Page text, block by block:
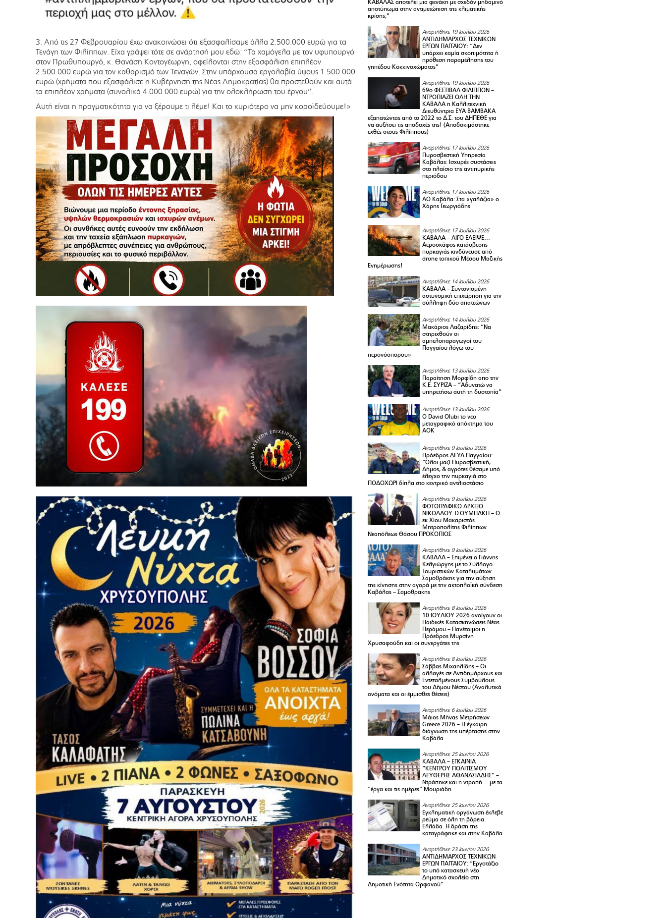
3. Από τις 27 Φεβρουαρίου έχω ανακοινώσει ότι εξασφαλίσαμε άλλα 2.500.000 ευρώ για τα
Τενάγη των Φιλίππων. Είχα γράψει τότε σε ανάρτησή μου εδώ: ‘’Τα χαμόγελα με τον υφυπουργό
στον Πρωθυπουργό, κ. Θανάση Κοντογέωργη, οφείλονται στην εξασφάλιση επιπλέον
2.500.000 ευρώ για τον καθαρισμό των Τεναγών. Στην υπάρχουσα εργολαβία ύψους 1.500.000
ευρώ (χρήματα που εξασφάλισε η Κυβέρνηση της Νέας Δημοκρατίας) θα προστεθούν και αυτά
τα επιπλέον χρήματα (συνολικά 4.000.000 ευρώ) για την ολοκλήρωση του έργου’’.
Αυτή είναι η πραγματικότητα για να ξέρουμε τι λέμε! Και το κυριότερο να μην κοροϊδεύουμε!»
ΚΑΒΑΛΑΣ αποτελεί μια φενάκη με σχεδόν μηδαμινό
αποτύπωμα στην αντιμετώπιση της κλιματικής
κρίσης;”
Αναρτήθηκε 19 Ιουλίου 2026
ΑΝΤΙΔΗΜΑΡΧΟΣ ΤΕΧΝΙΚΩΝ
ΕΡΓΩΝ ΠΑΓΓΑΙΟΥ: “Δεν
υπάρχει καμία σκοπιμότητα ή
πρόθεση παραμέλησης του
γηπέδου Κοκκινοχώματος”
Αναρτήθηκε 19 Ιουλίου 2026
69ο ΦΕΣΤΙΒΑΛ ΦΙΛΙΠΠΩΝ –
ΝΤΡΟΠΙΑΖΕΙ ΟΛΗ ΤΗΝ
ΚΑΒΑΛΑ η Καλλιτεχνική
Διευθύντρια ΕΥΑ ΒΑΜΒΑΚΑ
εξαπατώντας από το 2022 το Δ.Σ. του ΔΗΠΕΘΕ για
να αυξήσει τις αποδοχές της! (Αποδοκιμάστηκε
εχθές στους Φιλίππους)
Αναρτήθηκε 17 Ιουλίου 2026
Πυροσβεστική Υπηρεσία
Καβάλας: Ισχυρές συστάσεις
στο πλαίσιο της αντιπυρικής
περιόδου
Αναρτήθηκε 17 Ιουλίου 2026
ΑΟ Καβάλα: Στα «γαλάζια» ο
Χάρης Γεωργιάδης
Αναρτήθηκε 17 Ιουλίου 2026
ΚΑΒΑΛΑ – ΛΙΓΟ ΕΛΕΙΨΕ…
Αεροσκάφος κατάσβεσης
πυρκαγιάς κινδύνευσε από
drone τοπικού Μέσου Μαζικής
Ενημέρωσης!
Αναρτήθηκε 14 Ιουλίου 2026
ΚΑΒΑΛΑ – Συντονισμένη
αστυνομική επιχείρηση για την
σύλληψη δύο απατεώνων
Αναρτήθηκε 14 Ιουλίου 2026
Μακάριος Λαζαρίδης: “Να
στηριχθούν οι
αμπελοπαραγωγοί του
Παγγαίου λόγω του
περονόσπορου»
Αναρτήθηκε 13 Ιουλίου 2026
Παραίτηση Μορφίδη απο την
Κ.Ε. ΣΥΡΙΖΑ – “Αδυνατώ να
υπηρετήσω αυτή τη δυστοπία”
Αναρτήθηκε 13 Ιουλίου 2026
Ο David Olubi το νεο
μεταγραφικό απόκτημα του
ΑΟΚ
Αναρτήθηκε 9 Ιουλίου 2026
Πρόεδρος ΔΕΥΑ Παγγαίου:
“Όλοι μαζί Πυροσβεστική,
Δήμος, & αγρότες θέσαμε υπό
έλεγχο την πυρκαγιά στο
ΠΟΔΟΧΩΡΙ δίπλα στο κεντρικό αντλιοστάσιο
Αναρτήθηκε 9 Ιουλίου 2026
ΦΩΤΟΓΡΑΦΙΚΟ ΑΡΧΕΙΟ
ΝΙΚΟΛΑΟΥ ΤΣΟΥΜΠΑΚΗ – Ο
εκ Χίου Μακαριστός
Μητροπολίτης Φιλίππων
Νεαπόλεως Θάσου ΠΡΟΚΟΠΙΟΣ
Αναρτήθηκε 9 Ιουλίου 2026
ΚΑΒΑΛΑ – Επιμένει ο Γιάννης
Κελγιώργης με το Σύλλογο
Τουριστικών Καταλυμάτων
Σαμοθράκης για την αύξηση
της κίνησης στην αγορά με την ακτοπλοϊκή σύνδεση
Καβάλας – Σαμοθρακης
Αναρτήθηκε 8 Ιουλίου 2026
10 ΙΟΥΛΙΟΥ 2026 ανοίγουν οι
Παιδικές Κατασκηνώσεις Νέας
Περάμου – Πανέτοιμοι η
Πρόεδρος Μυρσίνη
Χρυσαφούδη και οι συνεργάτες της
Αναρτήθηκε 8 Ιουλίου 2026
Σάββας Μιχαηλίδης – Οι
αλλαγές σε Αντιδημάρχους και
Εντεταλμένους Συμβούλους
του Δήμου Νέστου (Αναλυτικά
ονόματα και οι έμμισθες θέσεις)
Αναρτήθηκε 6 Ιουλίου 2026
Μάιος Μήνας Μετρήσεων
Greece 2026 – H έγκαιρη
διάγνωση της υπέρτασης στην
Καβάλα
Αναρτήθηκε 25 Ιουνίου 2026
ΚΑΒΑΛΑ – ΕΓΚΑΙΝΙΑ
“ΚΕΝΤΡΟΥ ΠΟΛΙΤΙΣΜΟΥ
ΛΕΥΘΕΡΗΣ ΑΘΑΝΑΣΙΑΔΗΣ” –
Ντράπηκε και η ντροπή… με τα
“έργα και τις ημέρες” Μουριάδη
Αναρτήθηκε 25 Ιουνίου 2026
Εγκληματική οργάνωση έκλεβε
ρεύμα σε όλη τη βόρεια
Ελλάδα. Η δράση της
καταγράφηκε και στην Καβάλα
Αναρτήθηκε 23 Ιουνίου 2026
ΑΝΤΙΔΗΜΑΡΧΟΣ ΤΕΧΝΙΚΩΝ
ΕΡΓΩΝ ΠΑΓΓΑΙΟΥ: “Εργοτάξιο
το υπό κατασκευή νέο
Δημοτικό σχολείο στη
Δημοτική Ενότητα Ορφανού”